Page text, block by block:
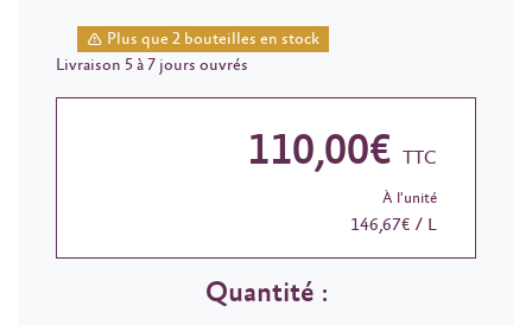
Plus que 2 bouteilles en stock
Livraison 5 à 7 jours ouvrés
110,00€ TTC
À l'unité
146,67€ / L
Quantité :